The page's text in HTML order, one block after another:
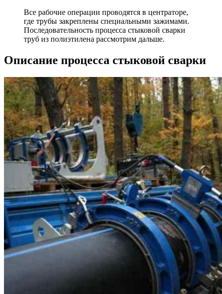
Все рабочие операции проводятся в центраторе,
где трубы закреплены специальными зажимами.
Последовательность процесса стыковой сварки
труб из полиэтилена рассмотрим дальше.
Описание процесса стыковой сварки